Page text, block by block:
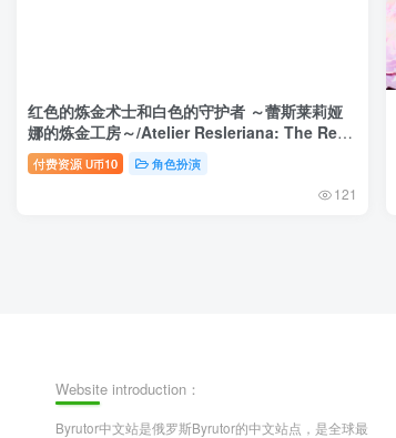
红色的炼金术士和白色的守护者 ～蕾斯莱莉娅
娜的炼金工房～/Atelier Resleriana: The Red
Alchemist & the White Guardian
付费资源 U币10 角色扮演
121
Website introduction：
Byrutor中文站是俄罗斯Byrutor的中文站点，是全球最